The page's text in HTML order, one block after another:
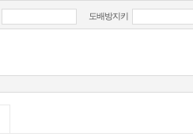
도배방지키